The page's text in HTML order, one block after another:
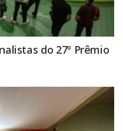
do 27º Prêmio